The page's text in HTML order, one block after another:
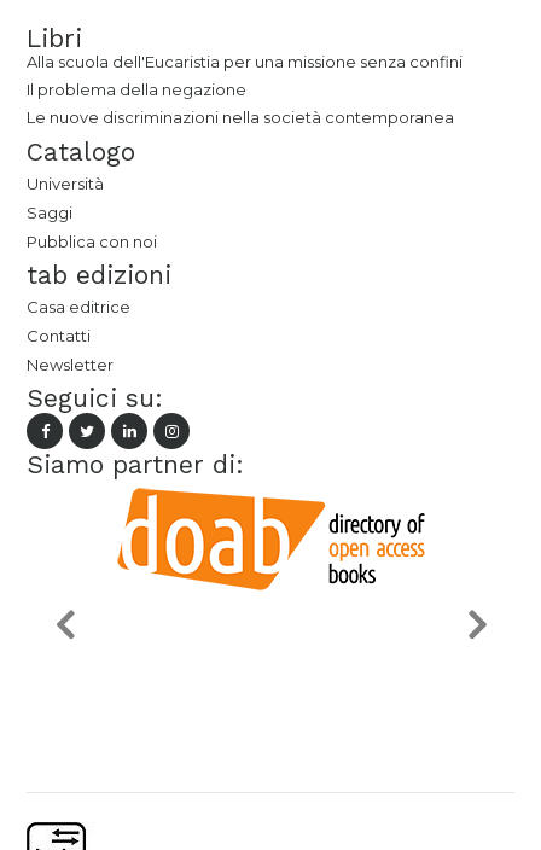
Libri
Alla scuola dell'Eucaristia per una missione senza confini
Il problema della negazione
Le nuove discriminazioni nella società contemporanea
Catalogo
Università
Saggi
Pubblica con noi
tab edizioni
Casa editrice
Contatti
Newsletter
Seguici su:
Siamo partner di: